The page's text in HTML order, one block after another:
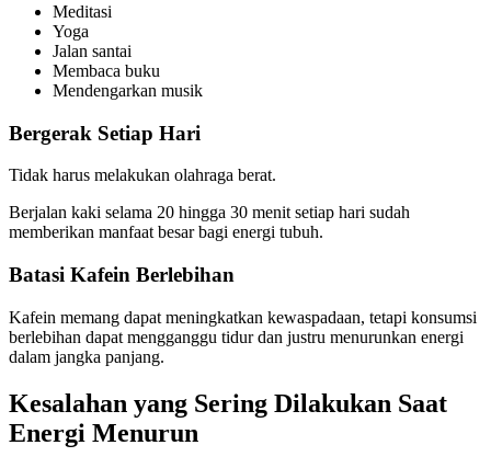
Meditasi
Yoga
Jalan santai
Membaca buku
Mendengarkan musik
Bergerak Setiap Hari
Tidak harus melakukan olahraga berat.
Berjalan kaki selama 20 hingga 30 menit setiap hari sudah
memberikan manfaat besar bagi energi tubuh.
Batasi Kafein Berlebihan
Kafein memang dapat meningkatkan kewaspadaan, tetapi konsumsi
berlebihan dapat mengganggu tidur dan justru menurunkan energi
dalam jangka panjang.
Kesalahan yang Sering Dilakukan Saat
Energi Menurun